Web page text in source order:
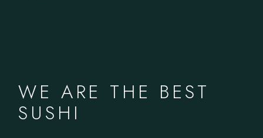
WE ARE THE BEST
SUSHI